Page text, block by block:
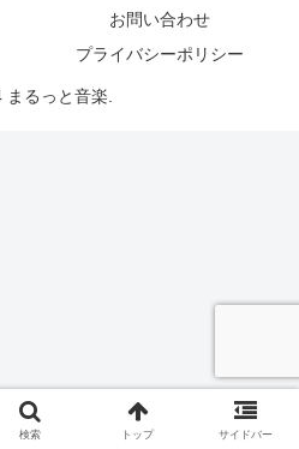
お問い合わせ
プライバシーポリシー
るっと音楽.
検索 トップ サイドバー